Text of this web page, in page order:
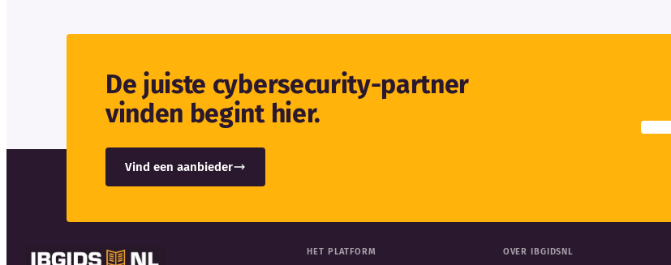
De juiste cybersecurity-partner
vinden begint hier.
Vind een aanbieder
HET PLATFORM OVER IBGIDSNL